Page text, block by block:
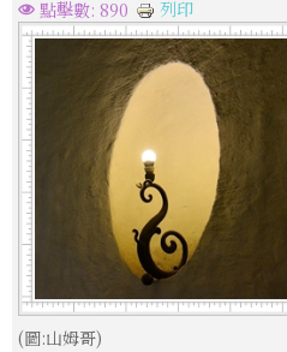
點擊數: 890 列印
(圖:山姆哥)